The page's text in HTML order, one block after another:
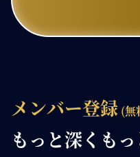
メンバー登録 (無
もっと深く も